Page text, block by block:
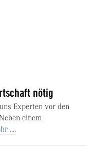
nötig
Experten vor den
einem
....